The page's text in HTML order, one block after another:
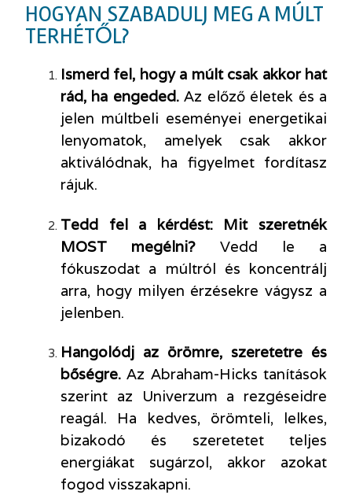
HOGYAN SZABADULJ MEG A MÚLT
TERHÉTŐL?
Ismerd fel, hogy a múlt csak akkor hat
rád, ha engeded.Az előző életek és a
jelen múltbeli eseményei energetikai
lenyomatok, amelyek csak akkor
aktiválódnak, ha figyelmet fordítasz
rájuk.
Tedd fel a kérdést: Mit szeretnék
MOST megélni? Vedd le a
fókuszodat a múltról és koncentrálj
arra, hogy milyen érzésekre vágysz a
jelenben.
Hangolódj az örömre, szeretetre és
bőségre. Az Abraham-Hicks tanítások
szerint az Univerzum a rezgéseidre
reagál. Ha kedves, örömteli, lelkes,
bizakodó és szeretetet teljes
energiákat sugárzol, akkor azokat
fogod visszakapni.